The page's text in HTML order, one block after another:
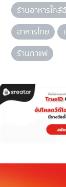
ร้านอาหารใกล้
อาหารไทย
ร้านกาแฟ